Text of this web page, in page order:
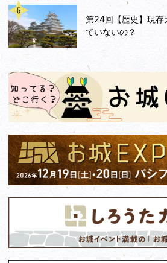
第24回【歴史】現存
ていないの？